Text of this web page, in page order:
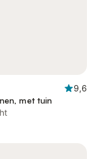
9,6
met tuin